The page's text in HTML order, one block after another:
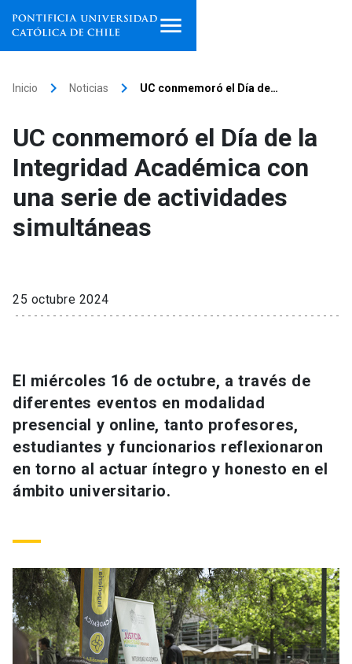
Facultades, escuelas e
institutos
Investigación
Información para keyboard_arrow_down
Futuros estudiantes
Estudiantes
Alumni launch
Padres y familia
Go to english site launch
ACCESOS DIRECTOS
Correo UC
Mi Portal UC launch
Medios Biblioteca
Inicio keyboard_arrow_right Noticias keyboard_arrow_right UC conmemoró el Día de…
UC conmemoró el Día de la
Integridad Académica con
una serie de actividades
simultáneas
25 octubre 2024
El miércoles 16 de octubre, a través de
diferentes eventos en modalidad
presencial y online, tanto profesores,
estudiantes y funcionarios reflexionaron
en torno al actuar íntegro y honesto en el
ámbito universitario.